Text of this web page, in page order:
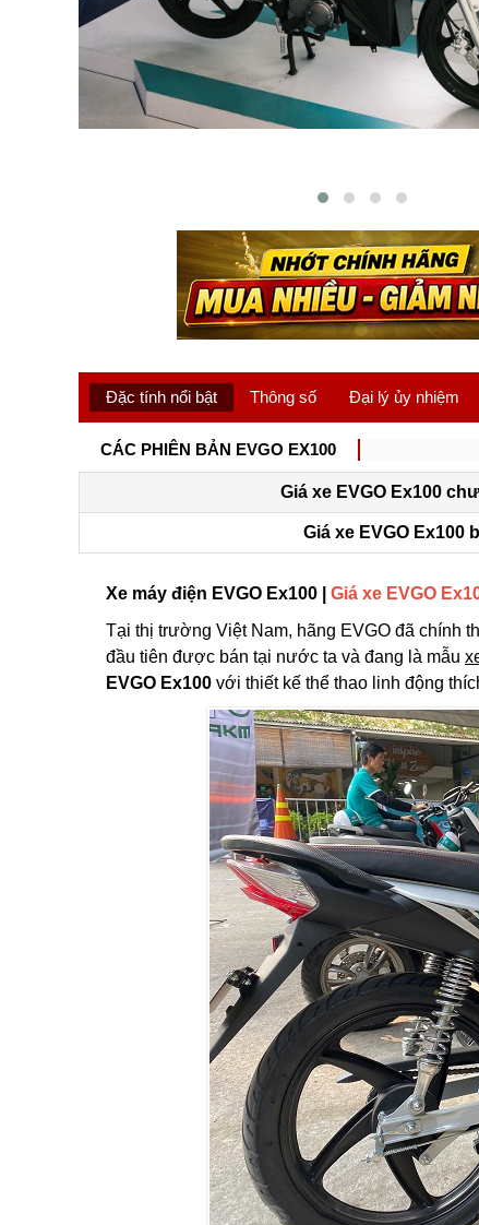
Đặc tính nổi bật Thông số Đại lý ủy nhiệm
CÁC PHIÊN BẢN EVGO EX100
Giá xe EVGO Ex100
Giá xe EVGO Ex100
Xe máy điện EVGO Ex100 | Giá xe EVGO
Tại thị trường Việt Nam, hãng EVGO đã chính
đầu tiên được bán tại nước ta và đang là mẫu
EVGO Ex100 với thiết kế thể thao linh động